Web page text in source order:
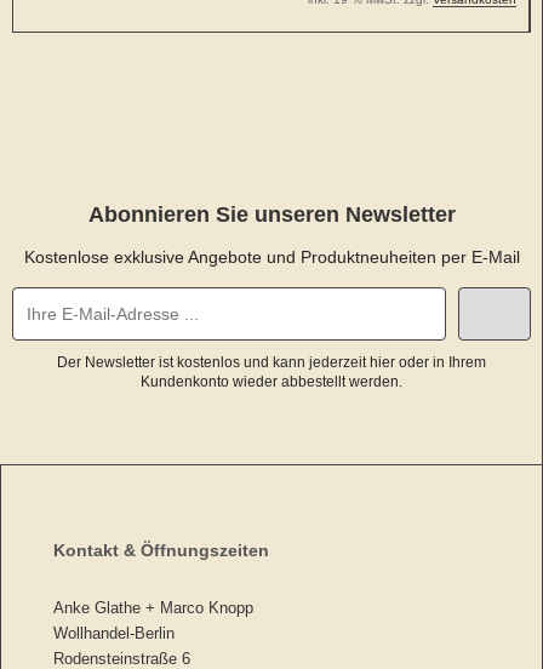
Abonnieren Sie unseren Newsletter
Kostenlose exklusive Angebote und Produktneuheiten per E-Mail
Der Newsletter ist kostenlos und kann jederzeit hier oder in Ihrem
Kundenkonto wieder abbestellt werden.
Kontakt & Öffnungszeiten
Anke Glathe + Marco Knopp
Wollhandel-Berlin
Rodensteinstraße 6